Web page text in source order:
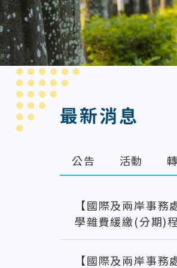
:::
最新消息
公告 活動
【國際及兩岸事
學雜費緩繳(分期)
【國際及兩岸事